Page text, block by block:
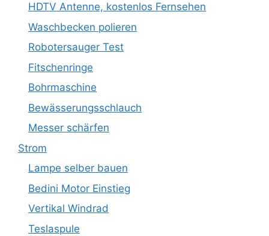
HDTV Antenne, kostenlos Fernsehen
Waschbecken polieren
Robotersauger Test
Fitschenringe
Bohrmaschine
Bewässerungsschlauch
Messer schärfen
Strom
Lampe selber bauen
Bedini Motor Einstieg
Vertikal Windrad
Teslaspule